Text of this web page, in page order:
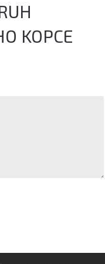
KOPCE